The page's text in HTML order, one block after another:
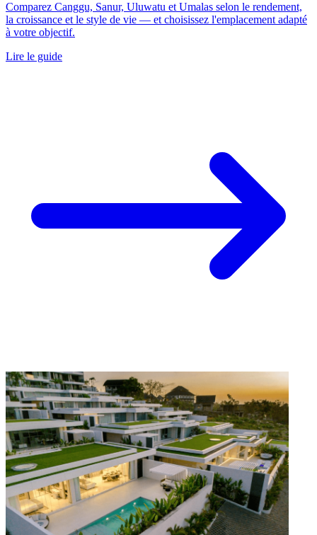
Comparez Canggu, Sanur, Uluwatu et Umalas selon le rendement,
la croissance et le style de vie — et choisissez l'emplacement adapté
à votre objectif.
Lire le guide